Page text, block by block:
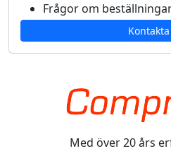
Frågor om
Med över 20 års